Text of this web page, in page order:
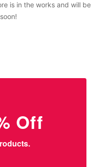
is in the works and will be
Off